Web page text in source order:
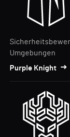
Umgebungen
Purple Knight